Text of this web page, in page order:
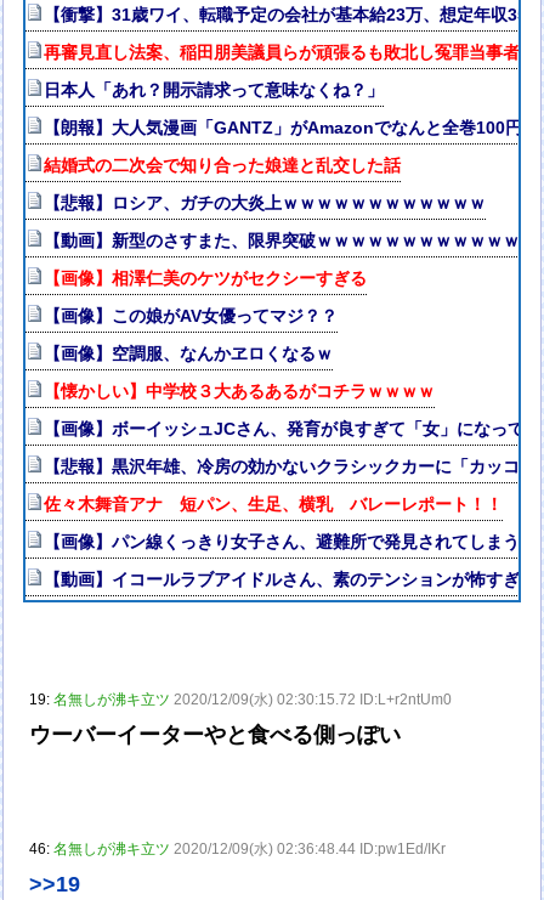
【衝撃】31歳ワイ、転職予定の会社が基本給23万、想定年収
再審見直し法案、稲田朋美議員らが頑張るも敗北し冤罪当事者が
日本人「あれ？開示請求って意味なくね？」
【朗報】大人気漫画「GANTZ」がAmazonでなんと全巻100円
結婚式の二次会で知り合った娘達と乱交した話
【悲報】ロシア、ガチの大炎上ｗｗｗｗｗｗｗｗｗｗｗｗ
【動画】新型のさすまた、限界突破ｗｗｗｗｗｗｗｗｗｗｗｗｗ
【画像】相澤仁美のケツがセクシーすぎる
【画像】この娘がAV女優ってマジ？？
【画像】空調服、なんかヱロくなるｗ
【懐かしい】中学校３大あるあるがコチラｗｗｗｗ
【画像】ボーイッシュJCさん、発育が良すぎて「女」になって
【悲報】黒沢年雄、冷房の効かないクラシックカーに「カッコ
佐々木舞音アナ 短パン、生足、横乳 バレーレポート！！
【画像】パン線くっきり女子さん、避難所で発見されてしまう
【動画】イコールラブアイドルさん、素のテンションが怖すぎる
19:名無しが沸キ立ツ 2020/12/09(水) 02:30:15.72 ID:L+r2ntUm0
ウーバーイーターやと食べる側っぽい
46:名無しが沸キ立ツ 2020/12/09(水) 02:36:48.44 ID:pw1Ed/IKr
>>19